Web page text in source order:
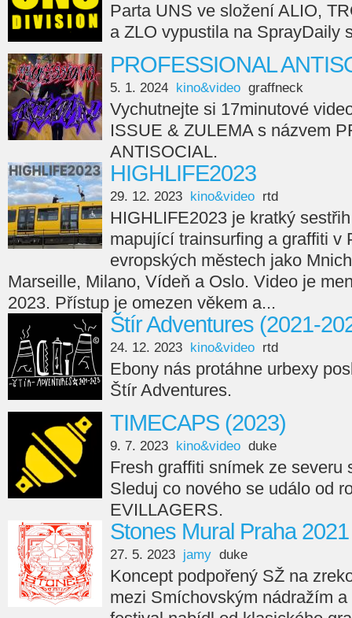
Parta UNS ve složení ALIO,
a ZLO vypustila na SprayDaily
PROFESSIONAL
5. 1. 2024 kino&video graffneck
Vychutnejte si 17minutové
ISSUE & ZULEMA s názvem
ANTISOCIAL.
HIGHLIFE2023
29. 12. 2023 kino&video rtd
HIGHLIFE2023 je kratký
mapující trainsurfing a graffiti v
evropských městech jako
Marseille, Milano, Vídeň a Oslo. Video je
2023. Přístup je omezen věkem a...
Štír Adventures (2021-
24. 12. 2023 kino&video rtd
Ebony nás protáhne urbexy
Štír Adventures.
TIMECAPS (2023)
9. 7. 2023 kino&video duke
Fresh graffiti snímek ze severu
Sleduj co nového se událo od
EVILLAGERS.
Stones Mural Praha 2021
27. 5. 2023 jamy duke
Koncept podpořený SŽ na
mezi Smíchovským nádražím